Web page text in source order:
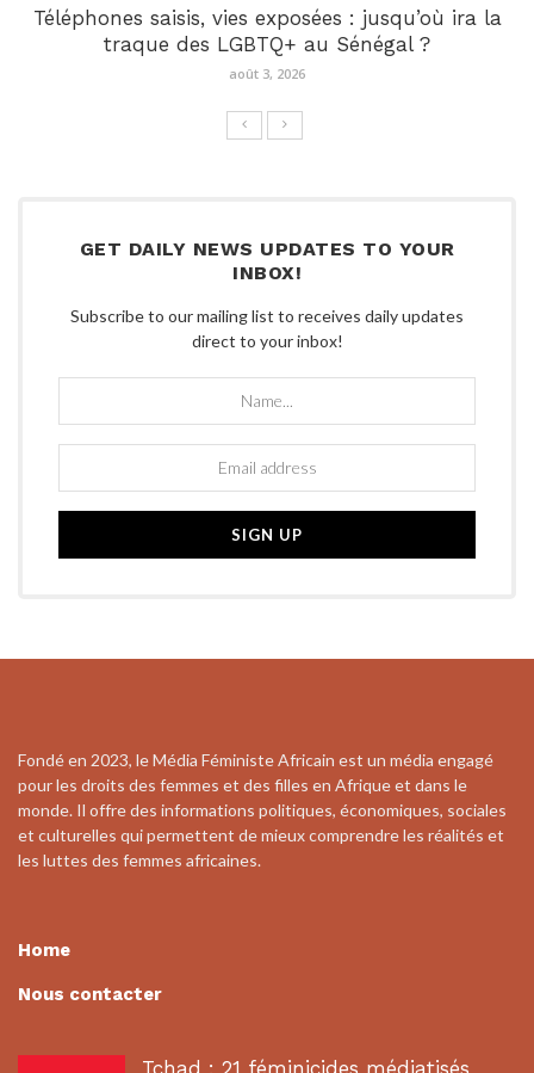
Téléphones saisis, vies exposées : jusqu’où ira la
traque des LGBTQ+ au Sénégal ?
août 3, 2026
GET DAILY NEWS UPDATES TO YOUR
INBOX!
Subscribe to our mailing list to receives daily updates
direct to your inbox!
Fondé en 2023, le Média Féministe Africain est un média engagé
pour les droits des femmes et des filles en Afrique et dans le
monde. Il offre des informations politiques, économiques, sociales
et culturelles qui permettent de mieux comprendre les réalités et
les luttes des femmes africaines.
Home
Nous contacter
Tchad : 21 féminicides médiatisés